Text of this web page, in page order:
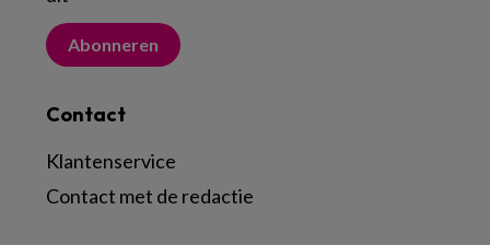
Abonneren
Contact
Klantenservice
Contact met de redactie